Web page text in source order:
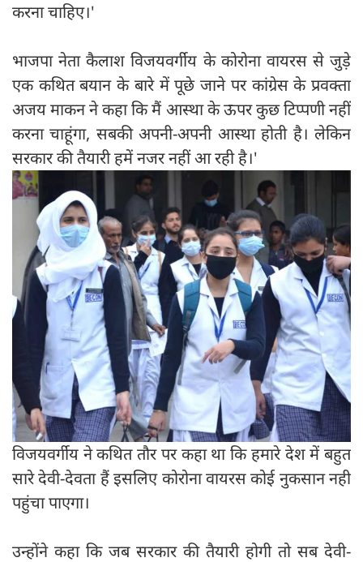
करना चाहिए।'
भाजपा नेता कैलाश विजयवर्गीय के कोरोना वायरस से जुड़े
एक कथित बयान के बारे में पूछे जाने पर कांग्रेस के प्रवक्ता
अजय माकन ने कहा कि मैं आस्था के ऊपर कुछ टिप्पणी नहीं
करना चाहूंगा, सबकी अपनी-अपनी आस्था होती है। लेकिन
सरकार की तैयारी हमें नजर नहीं आ रही है।'
विजयवर्गीय ने कथित तौर पर कहा था कि हमारे देश में बहुत
सारे देवी-देवता हैं इसलिए कोरोना वायरस कोई नुकसान नही
पहुंचा पाएगा।
उन्होंने कहा कि जब सरकार की तैयारी होगी तो सब देवी-